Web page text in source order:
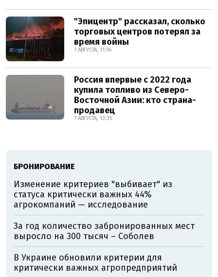
"Эпицентр" рассказал, сколько
торговых центров потерял за
время войны
7 АВГУСТА, 11:56
Россия впервые с 2022 года
купила топливо из Северо-
Восточной Азии: кто страна-
продавец
7 АВГУСТА, 13:35
БРОНИРОВАНИЕ
Изменение критериев "выбивает" из
статуса критически важных 44%
агрокомпаний — исследование
За год количество забронированных мест
выросло на 300 тысяч – Соболев
В Украине обновили критерии для
критически важных агропредприятий